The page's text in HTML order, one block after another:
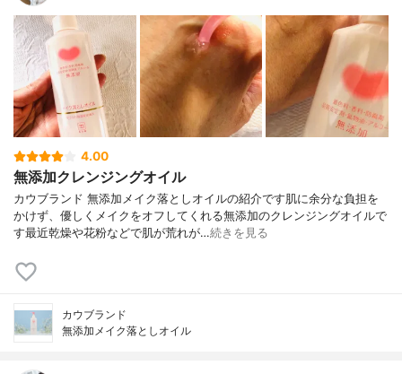
4.00
無添加クレンジングオイル
カウブランド 無添加メイク落としオイルの紹介です肌に余分な負担を
かけず、優しくメイクをオフしてくれる無添加のクレンジングオイルで
す最近乾燥や花粉などで肌が荒れが…続きを見る
カウブランド
無添加メイク落としオイル